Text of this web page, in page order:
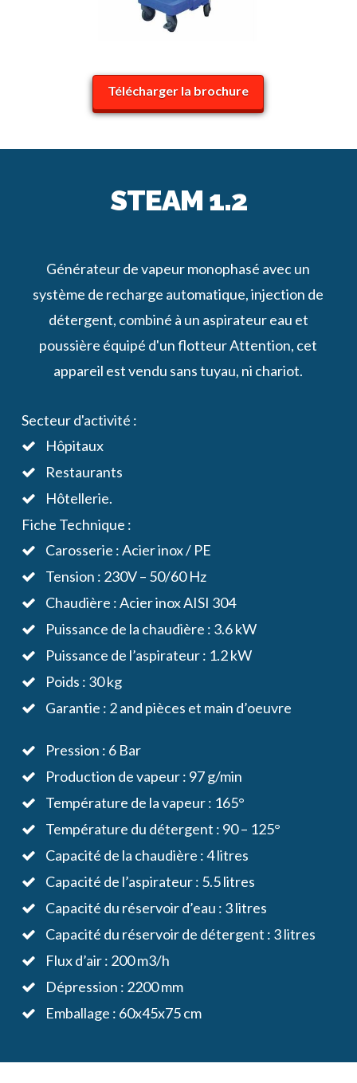
Télécharger la brochure
STEAM 1.2
Générateur de vapeur monophasé avec un
système de recharge automatique, injection de
détergent, combiné à un aspirateur eau et
poussière équipé d'un flotteur Attention, cet
appareil est vendu sans tuyau, ni chariot.
Secteur d'activité :
Hôpitaux
Restaurants
Hôtellerie.
Fiche Technique :
Carosserie : Acier inox / PE
Tension : 230V – 50/60 Hz
Chaudière : Acier inox AISI 304
Puissance de la chaudière : 3.6 kW
Puissance de l’aspirateur : 1.2 kW
Poids : 30 kg
Garantie : 2 and pièces et main d’oeuvre
Pression : 6 Bar
Production de vapeur : 97 g/min
Température de la vapeur : 165°
Température du détergent : 90 – 125°
Capacité de la chaudière : 4 litres
Capacité de l’aspirateur : 5.5 litres
Capacité du réservoir d’eau : 3 litres
Capacité du réservoir de détergent : 3 litres
Flux d’air : 200 m3/h
Dépression : 2200 mm
Emballage : 60x45x75 cm